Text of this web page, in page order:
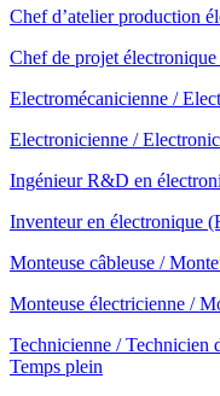
Chef d’atelier production
Chef de projet
Electromécanicienne /
Electronicienne /
Ingénieur R&D en
Inventeur en électronique
Monteuse câbleuse /
Monteuse électricienne /
Technicienne /
Temps plein